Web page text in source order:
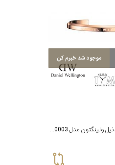
موجود شد خبرم کن
زیور آلات و جواهر دنیل ولینگتون مدل DW00400003